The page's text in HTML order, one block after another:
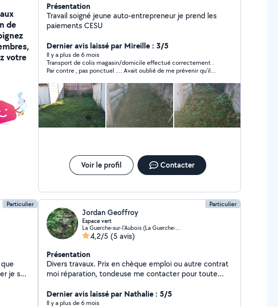
de
votre
Présentation
Travail soigné jeune auto-entrepreneur je prend les
paiements CESU
Dernier avis laissé par Mireille : 3/5
Il y a plus de 6 mois
Transport de colis magasin/domicile effectué correctement .
Par contre , pas ponctuel …. Avait oublié de me prévenir qu’il
magasin … pas de réponse au téléphone … heureusement que
son épouse a fini par me répondre pour se « reconnecter » .
C’est dommage car Service courtois par ailleurs !
Voir le profil Contacter
Particulier
je suis
Particulier
Jordan Geoffroy
Espace vert
La Guerche-sur-l'Aubois (La Guerche-sur-l'Aubois)
4,2/5 (5 avis)
Présentation
Divers travaux. Prix en chèque emploi ou autre contrat
moi réparation, tondeuse me contacter pour toute
Dernier avis laissé par Nathalie : 5/5
Il y a plus de 6 mois